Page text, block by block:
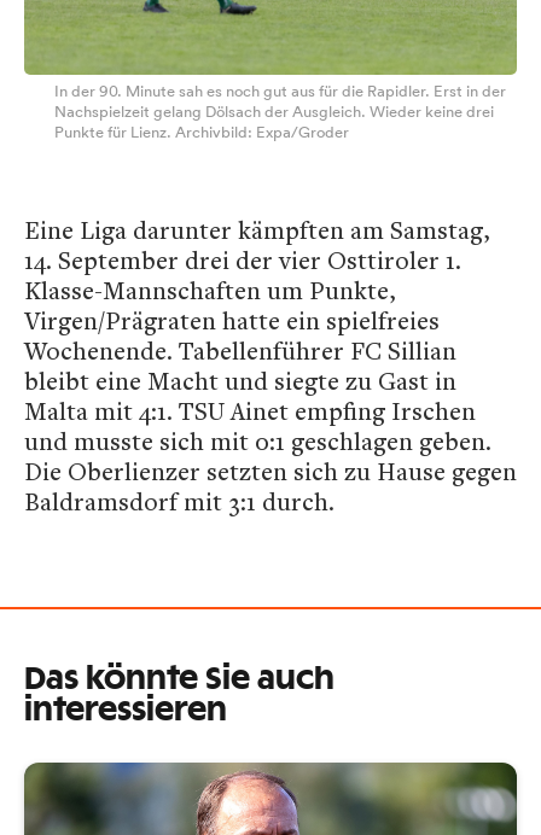
In der 90. Minute sah es noch gut aus für die Rapidler. Erst in der
Nachspielzeit gelang Dölsach der Ausgleich. Wieder keine drei
Punkte für Lienz. Archivbild: Expa/Groder
Eine Liga darunter kämpften am Samstag,
14. September drei der vier Osttiroler 1.
Klasse-Mannschaften um Punkte,
Virgen/Prägraten hatte ein spielfreies
Wochenende. Tabellenführer FC Sillian
bleibt eine Macht und siegte zu Gast in
Malta mit 4:1. TSU Ainet empfing Irschen
und musste sich mit 0:1 geschlagen geben.
Die Oberlienzer setzten sich zu Hause gegen
Baldramsdorf mit 3:1 durch.
Das könnte Sie auch
interessieren